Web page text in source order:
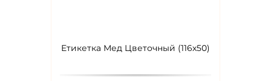
Етикетка Мед Цветочный (116х50)